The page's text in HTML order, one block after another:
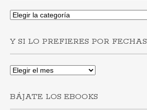
Si
buscas
por
municipios
Y SI LO PREFIERES POR FECHAS
Y
si
prefieres
por
BÁJATE LOS EBOOKS